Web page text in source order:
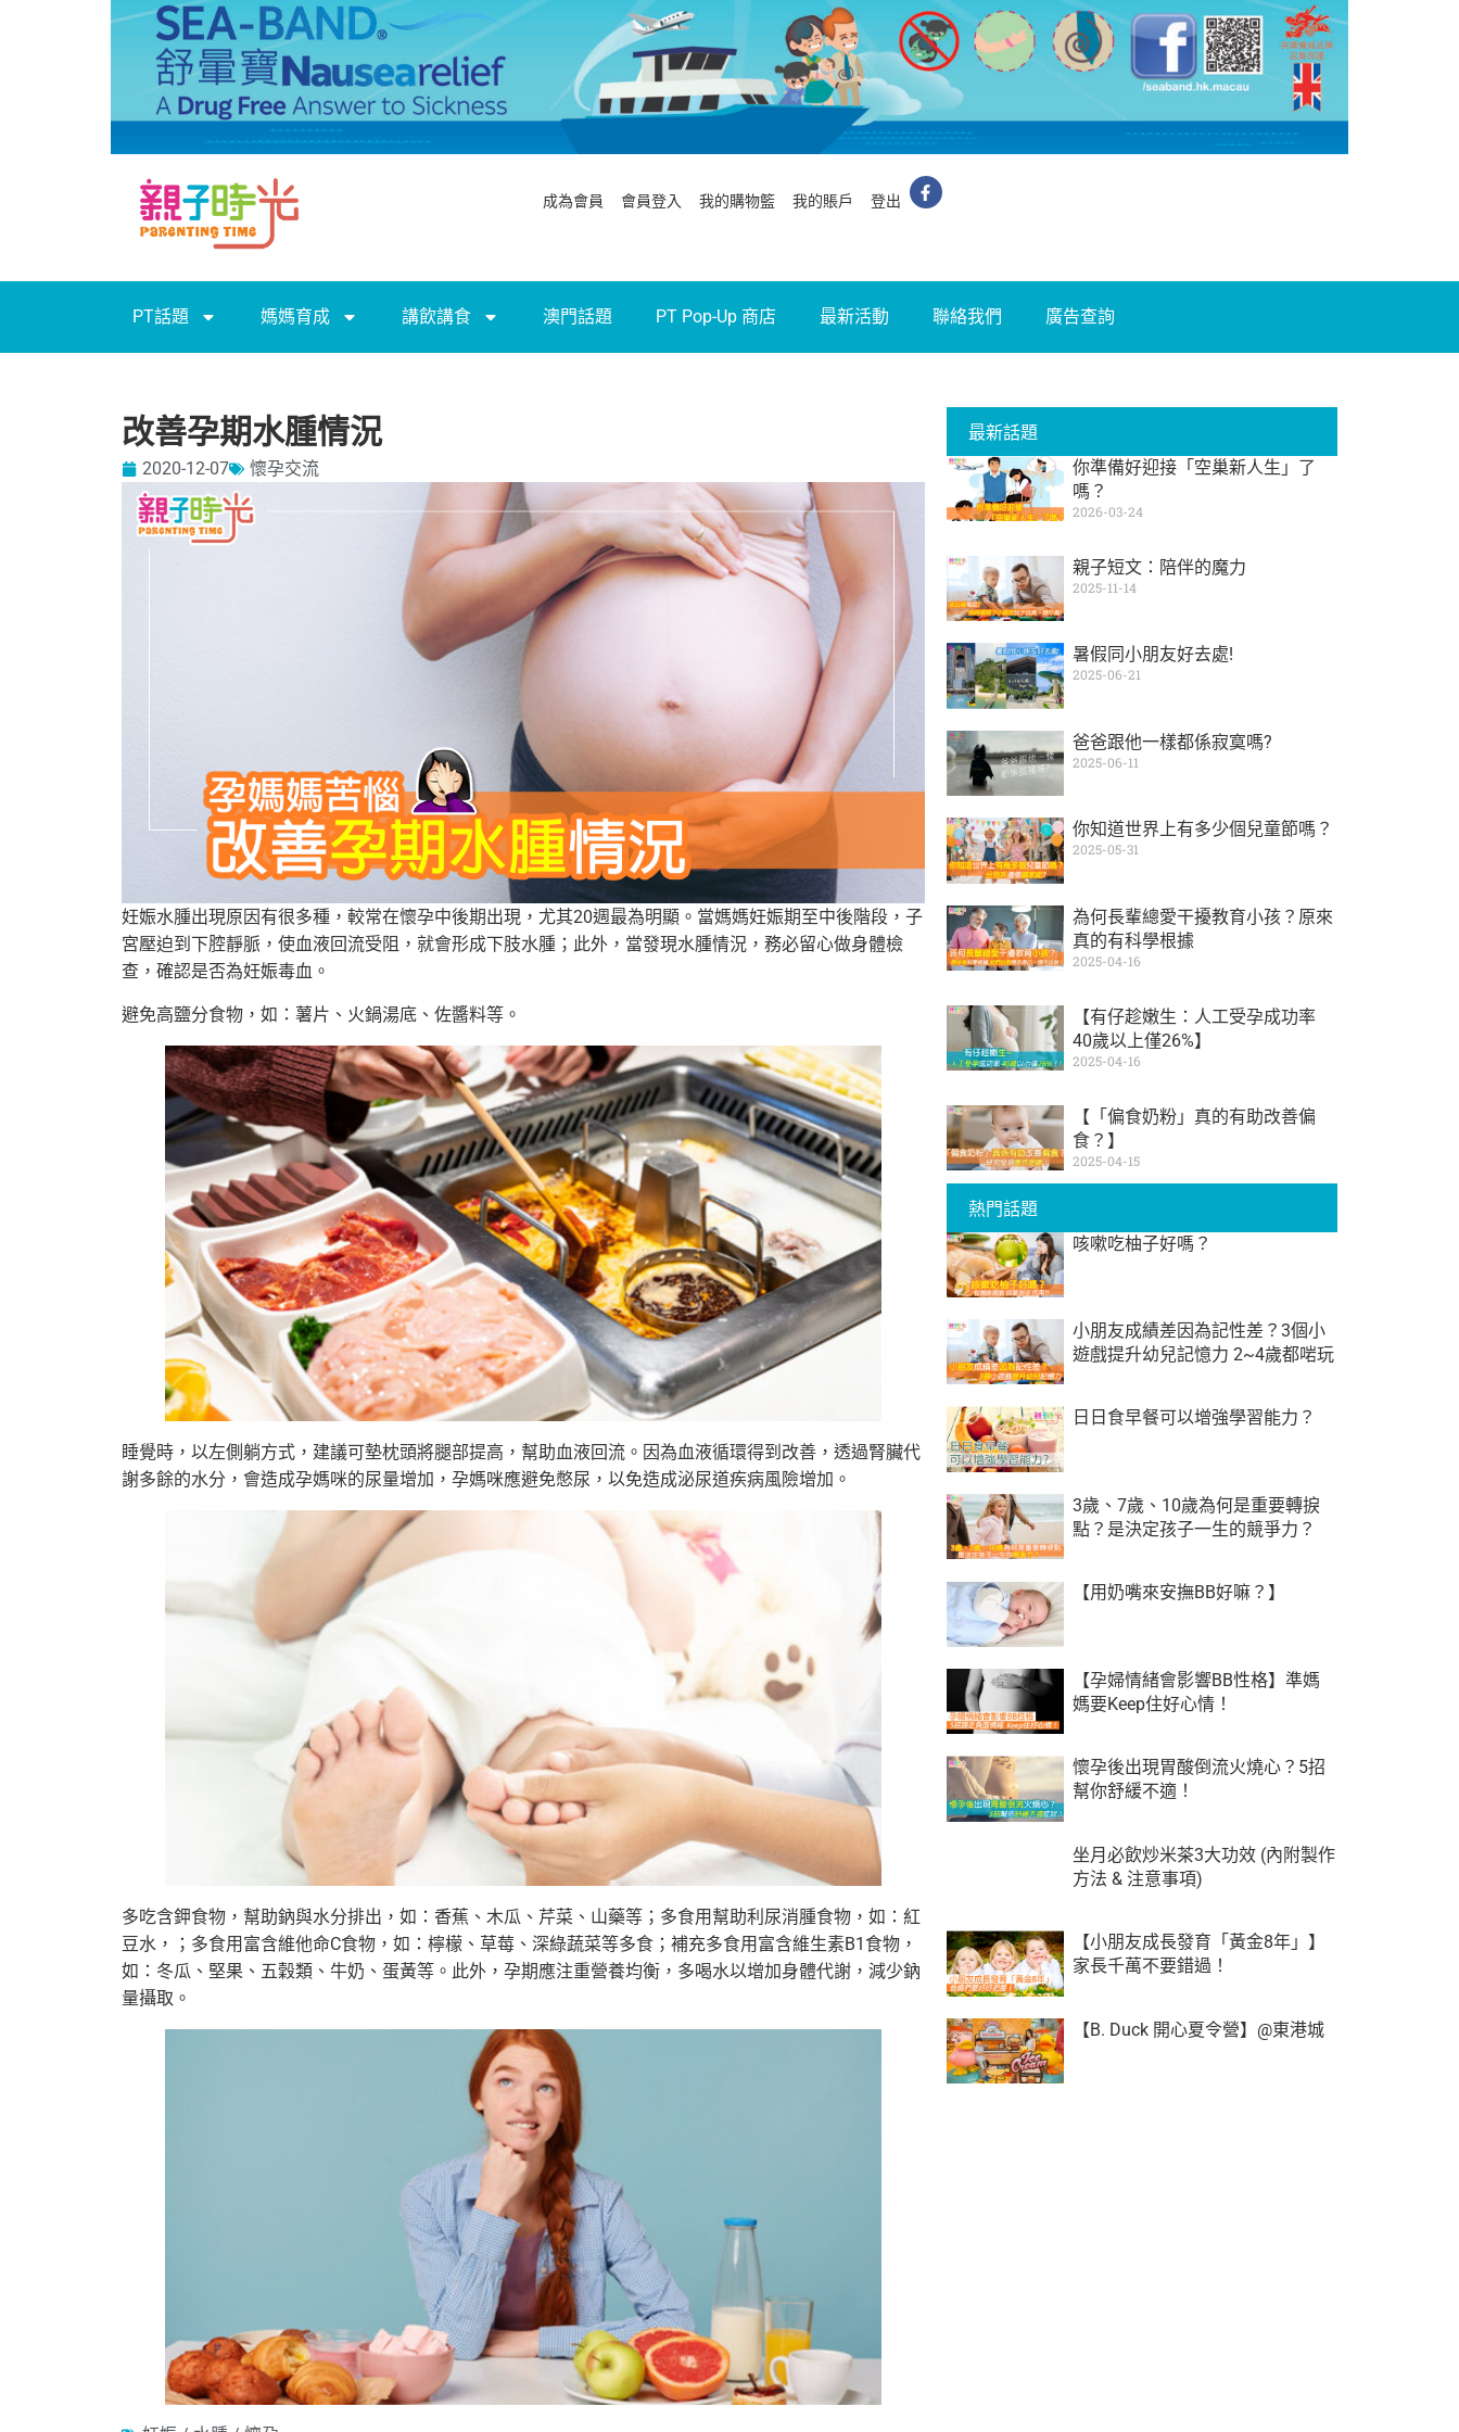
成為會員 會員登入 我的購物籃 我的賬戶 登出
PT話題 媽媽育成 講飲講食 澳門話題 PT Pop-Up 商店 最新活動 聯絡我們 廣告查詢
改善孕期水腫情況
2020-12-07 懷孕交流
妊娠水腫出現原因有很多種，較常在懷孕中後期出現，尤其20週最為明顯。當媽媽妊娠期至中後階段，子
宮壓迫到下腔靜脈，使血液回流受阻，就會形成下肢水腫；此外，當發現水腫情況，務必留心做身體檢
查，確認是否為妊娠毒血。
避免高鹽分食物，如：薯片、火鍋湯底、佐醬料等。
睡覺時，以左側躺方式，建議可墊枕頭將腿部提高，幫助血液回流。因為血液循環得到改善，透過腎臟代
謝多餘的水分，會造成孕媽咪的尿量增加，孕媽咪應避免憋尿，以免造成泌尿道疾病風險增加。
多吃含鉀食物，幫助鈉與水分排出，如：香蕉、木瓜、芹菜、山藥等；多食用幫助利尿消腫食物，如：紅
豆水，；多食用富含維他命C食物，如：檸檬、草莓、深綠蔬菜等多食；補充多食用富含維生素B1食物，
如：冬瓜、堅果、五穀類、牛奶、蛋黃等。此外，孕期應注重營養均衡，多喝水以增加身體代謝，減少鈉
量攝取。
最新話題
你準備好迎接「空巢新人生」了
嗎？
2026-03-24
親子短文：陪伴的魔力
2025-11-14
暑假同小朋友好去處!
2025-06-21
爸爸跟他一樣都係寂寞嗎?
2025-06-11
你知道世界上有多少個兒童節嗎？
2025-05-31
為何長輩總愛干擾教育小孩？原來
真的有科學根據
2025-04-16
【有仔趁嫩生：人工受孕成功率
40歲以上僅26%】
2025-04-16
【「偏食奶粉」真的有助改善偏
食？】
2025-04-15
熱門話題
咳嗽吃柚子好嗎？
小朋友成績差因為記性差？3個小
遊戲提升幼兒記憶力 2~4歲都啱玩
日日食早餐可以增強學習能力？
3歲、7歲、10歲為何是重要轉捩
點？是決定孩子一生的競爭力？
【用奶嘴來安撫BB好嘛？】
【孕婦情緒會影響BB性格】準媽
媽要Keep住好心情！
懷孕後出現胃酸倒流火燒心？5招
幫你舒緩不適！
坐月必飲炒米茶3大功效 (內附製作
方法 & 注意事項)
【小朋友成長發育「黃金8年」】
家長千萬不要錯過！
【B. Duck 開心夏令營】@東港城